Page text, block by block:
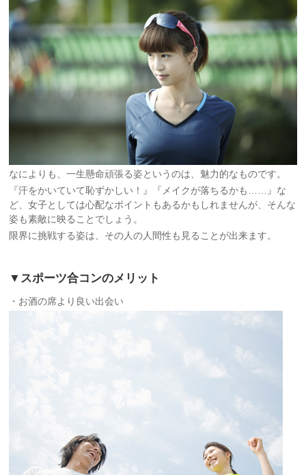
なによりも、一生懸命頑張る姿というのは、魅力的なものです。
『汗をかいていて恥ずかしい！』『メイクが落ちるかも……』な
ど、女子としては心配なポイントもあるかもしれませんが、そんな
姿も素敵に映ることでしょう。
限界に挑戦する姿は、その人の人間性も見ることが出来ます。
▼スポーツ合コンのメリット
・お酒の席より良い出会い